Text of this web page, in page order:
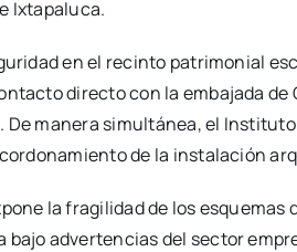
Ixtapaluca.
en el recinto patrimonial
directo con la embajada
manera simultánea, el
de la instalación
la fragilidad de los
bajo advertencias del sector